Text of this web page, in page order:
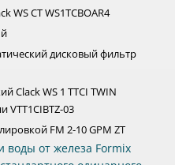
WS CT WS1TCBOAR4
дисковый фильтр
Clack WS 1 TTCI TWIN
VTT1CIBTZ-03
FM 2-10 GPM ZT
воды от железа Formix